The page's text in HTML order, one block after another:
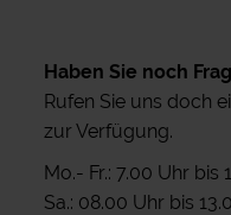
Haben Sie noch
Rufen Sie uns doch
zur Verfügung.
Mo.- Fr.: 7.00 Uhr bis
Sa.: 08.00 Uhr bis